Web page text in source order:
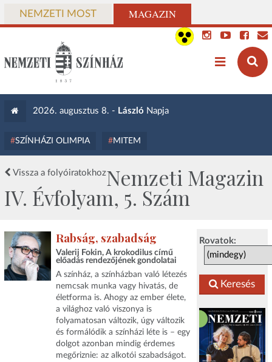
NEMZETI MOST MAGAZIN
2026. augusztus 8. - László Napja
SZÍNHÁZI OLIMPIA MITEM
Vissza a folyóiratokhozNemzeti Magazin
IV. Évfolyam, 5. Szám
Rovatok:
Keresés
Rabság, szabadság
Valerij Fokin, A krokodilus című
előadás rendezőjének gondolatai
A színház, a színházban való létezés
nemcsak munka vagy hivatás, de
életforma is. Ahogy az ember élete,
a világhoz való viszonya is
folyamatosan változik, úgy változik
és formálódik a színházi léte is – egy
dolgot azonban mindig érdemes
megőriznie: az alkotói szabadságot.